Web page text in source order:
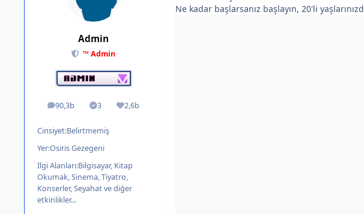
Admin
™ Admin
90,3b
ileti 3
Solutions2,6b
İtibar
Cinsiyet:Belirtmemiş
Yer:Osiris Gezegeni
İlgi Alanları:Bilgisayar, Kitap
Okumak, Sinema, Tiyatro,
Konserler, Seyahat ve diğer
etkinlikler...
Ne kadar başlarsanız başlayın, 20'li